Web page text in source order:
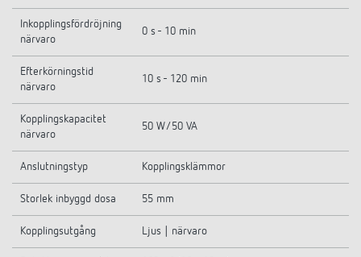
Inkopplingsfördröjning
närvaro
0 s - 10 min
Efterkörningstid
närvaro
10 s - 120 min
Kopplingskapacitet
närvaro
50 W/50 VA
Anslutningstyp Kopplingsklämmor
Storlek inbyggd dosa 55 mm
Kopplingsutgång Ljus | närvaro